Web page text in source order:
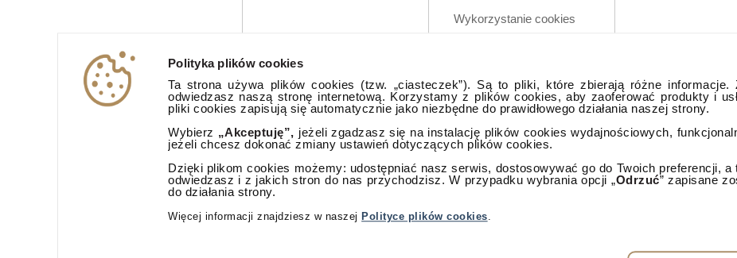
Polityka plików cookies
Ta strona używa plików cookies (tzw. „ciasteczek”). Są to pliki, które zbierają różne
odwiedzasz naszą stronę internetową. Korzystamy z plików cookies, aby zaoferować produkty i
pliki cookies zapisują się automatycznie jako niezbędne do prawidłowego działania naszej strony.
Wybierz „Akceptuję”, jeżeli zgadzasz się na instalację plików cookies wydajnościowych,
jeżeli chcesz dokonać zmiany ustawień dotyczących plików cookies.
Dzięki plikom cookies możemy: udostępniać nasz serwis, dostosowywać go do Twoich preferencji,
odwiedzasz i z jakich stron do nas przychodzisz. W przypadku wybrania opcji „Odrzuć” zapisane
do działania strony.
Więcej informacji znajdziesz w naszej Polityce plików cookies.
Wykorzystanie cookies
aplikacji mobilnej